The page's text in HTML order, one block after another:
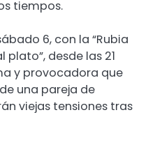
tiempos.
6, con la “Rubia
desde las 21
y provocadora que
una pareja de
viejas tensiones tras